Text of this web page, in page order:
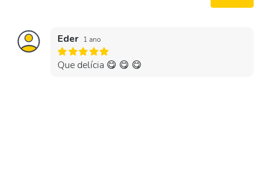
Eder 1 ano
Que delícia 😋 😋 😋